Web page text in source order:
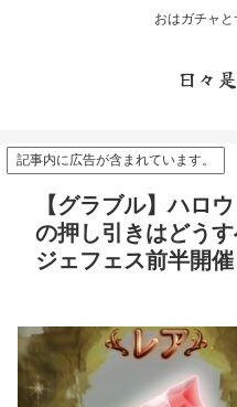
おはガチャ
日々
記事内に広告が含まれています。
【グラブル】ハロ
の押し引きはどう
ジェフェス前半開催